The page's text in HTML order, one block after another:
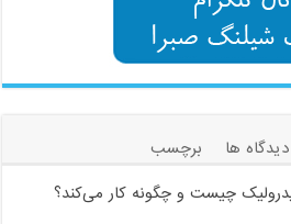
دیدگاه ها
برچسب
چیست و چگونه کار می‌کند؟